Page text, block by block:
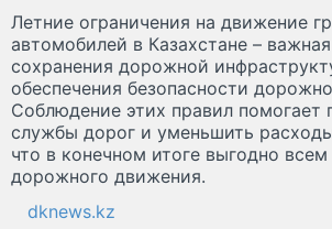
Летние ограничения на движение
автомобилей в Казахстане –
сохранения дорожной
обеспечения безопасности
Соблюдение этих правил помогает
службы дорог и уменьшить
что в конечном итоге выгодно
дорожного движения.
dknews.kz